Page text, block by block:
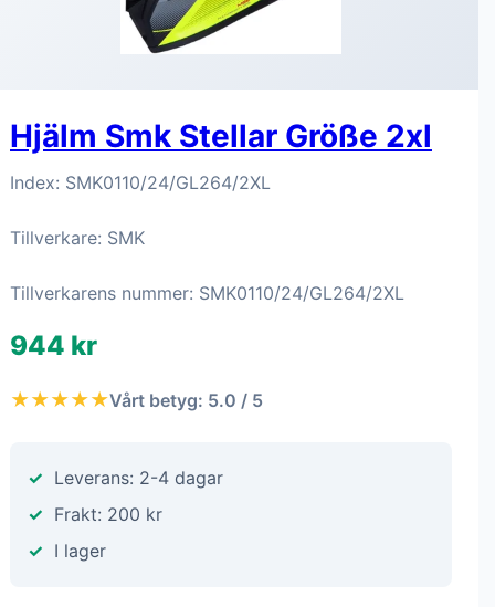
Hjälm Smk Stellar Größe 2xl
Index: SMK0110/24/GL264/2XL
Tillverkare: SMK
Tillverkarens nummer: SMK0110/24/GL264/2XL
944 kr
★★★★★Vårt betyg: 5.0 / 5
Leverans: 2-4 dagar
Frakt: 200 kr
I lager